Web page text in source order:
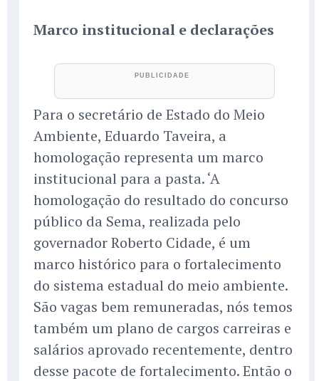
Marco institucional e declarações
Para o secretário de Estado do Meio
Ambiente, Eduardo Taveira, a
homologação representa um marco
institucional para a pasta. ‘A
homologação do resultado do concurso
público da Sema, realizada pelo
governador Roberto Cidade, é um
marco histórico para o fortalecimento
do sistema estadual do meio ambiente.
São vagas bem remuneradas, nós temos
também um plano de cargos carreiras e
salários aprovado recentemente, dentro
desse pacote de fortalecimento. Então o